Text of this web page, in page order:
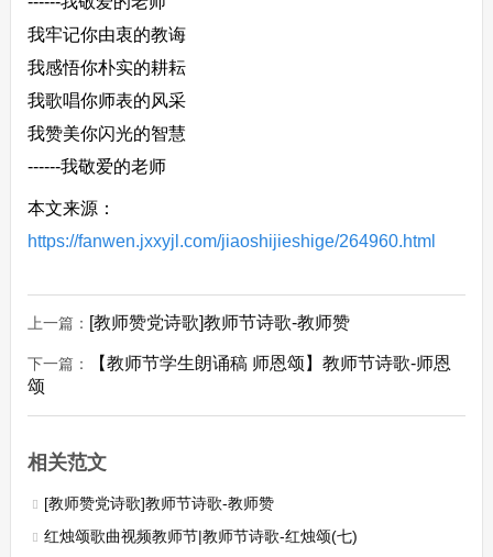
我牢记你由衷的教诲
我感悟你朴实的耕耘
我歌唱你师表的风采
我赞美你闪光的智慧
------我敬爱的老师
本文来源：
https://fanwen.jxxyjl.com/jiaoshijieshige/264960.html
上一篇： [教师赞党诗歌]教师节诗歌-教师赞
下一篇：
【教师节学生朗诵稿 师恩颂】教师节诗歌-师恩
颂
相关范文
[教师赞党诗歌]教师节诗歌-教师赞
红烛颂歌曲视频教师节|教师节诗歌-红烛颂(七)